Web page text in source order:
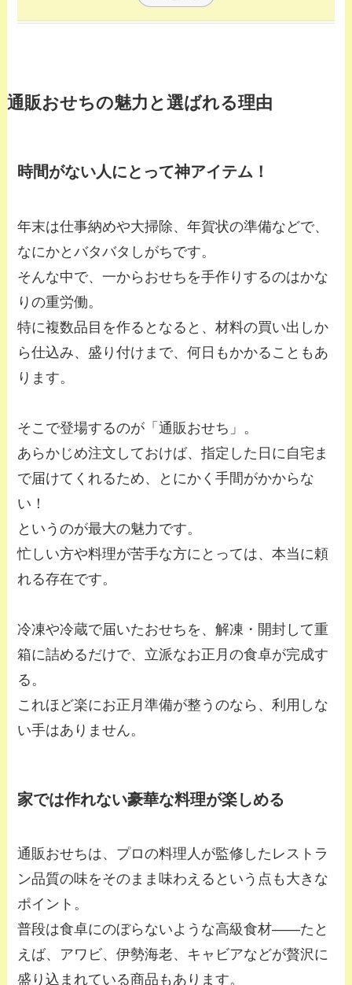
通販おせちの魅力と選ばれる理由
時間がない人にとって神アイテム！
年末は仕事納めや大掃除、年賀状の準備などで、
なにかとバタバタしがちです。
そんな中で、一からおせちを手作りするのはかな
りの重労働。
特に複数品目を作るとなると、材料の買い出しか
ら仕込み、盛り付けまで、何日もかかることもあ
ります。
そこで登場するのが「通販おせち」。
あらかじめ注文しておけば、指定した日に自宅ま
で届けてくれるため、とにかく手間がかからな
い！
というのが最大の魅力です。
忙しい方や料理が苦手な方にとっては、本当に頼
れる存在です。
冷凍や冷蔵で届いたおせちを、解凍・開封して重
箱に詰めるだけで、立派なお正月の食卓が完成す
る。
これほど楽にお正月準備が整うのなら、利用しな
い手はありません。
家では作れない豪華な料理が楽しめる
通販おせちは、プロの料理人が監修したレストラ
ン品質の味をそのまま味わえるという点も大きな
ポイント。
普段は食卓にのぼらないような高級食材——たと
えば、アワビ、伊勢海老、キャビアなどが贅沢に
盛り込まれている商品もあります。